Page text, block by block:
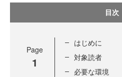
目次
Page
1
はじめに
対象読者
必要な環境